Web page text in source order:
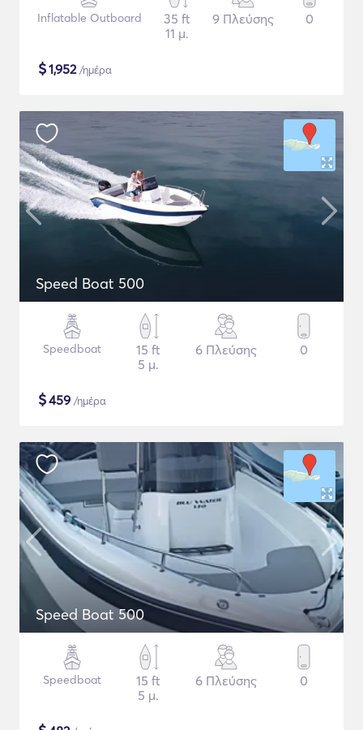
Inflatable Outboard
35 ft
11 μ.
9 Πλεύσης 0
$1,952/ημέρα
Speed Boat 500
Speedboat
15 ft
5 μ.
6 Πλεύσης 0
$459 /ημέρα
Speed Boat 500
Speedboat
15 ft
5 μ.
6 Πλεύσης 0